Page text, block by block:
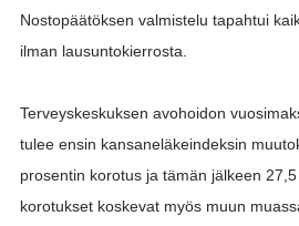
Nostopäätöksen valmistelu tapahtui
ilman lausuntokierrosta.
Terveyskeskuksen avohoidon
tulee ensin kansaneläkeindeksin
prosentin korotus ja tämän jälkeen
korotukset koskevat myös muun